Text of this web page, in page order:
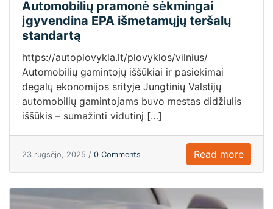
Automobilių pramonė sėkmingai
įgyvendina EPA išmetamųjų teršalų
standartą
https://autoplovykla.lt/plovyklos/vilnius/
Automobilių gamintojų iššūkiai ir pasiekimai
degalų ekonomijos srityje Jungtinių Valstijų
automobilių gamintojams buvo mestas didžiulis
iššūkis – sumažinti vidutinį […]
23 rugsėjo, 2025 / 0 Comments Read more